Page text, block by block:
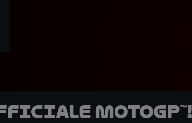
MotoGP™!